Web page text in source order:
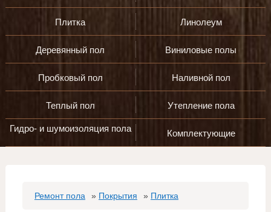
Плитка Линолеум
Деревянный пол Виниловые полы
Пробковый пол Наливной пол
Теплый пол Утепление пола
Гидро- и шумоизоляция пола Комплектующие
Ремонт пола » Покрытия » Плитка